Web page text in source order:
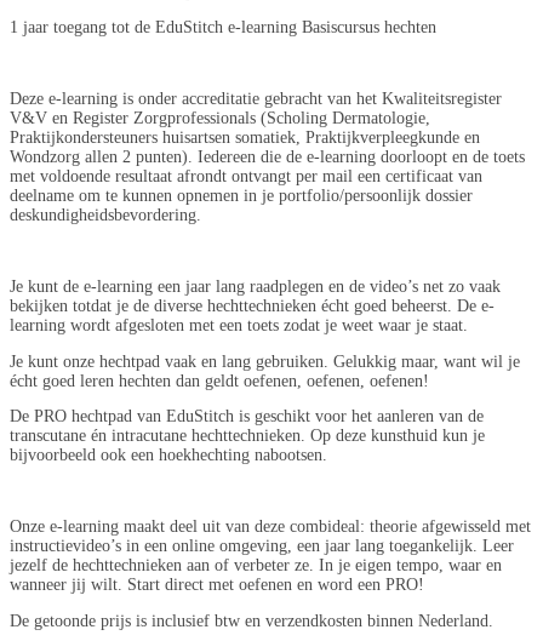
1 jaar toegang tot de EduStitch e-learning Basiscursus hechten
Deze e-learning is onder accreditatie gebracht van het Kwaliteitsregister
V&V en Register Zorgprofessionals (Scholing Dermatologie,
Praktijkondersteuners huisartsen somatiek, Praktijkverpleegkunde en
Wondzorg allen 2 punten). Iedereen die de e-learning doorloopt en de toets
met voldoende resultaat afrondt ontvangt per mail een certificaat van
deelname om te kunnen opnemen in je portfolio/persoonlijk dossier
deskundigheidsbevordering.
Je kunt de e-learning een jaar lang raadplegen en de video’s net zo vaak
bekijken totdat je de diverse hechttechnieken écht goed beheerst. De e-
learning wordt afgesloten met een toets zodat je weet waar je staat.
Je kunt onze hechtpad vaak en lang gebruiken. Gelukkig maar, want wil je
écht goed leren hechten dan geldt oefenen, oefenen, oefenen!
De PRO hechtpad van EduStitch is geschikt voor het aanleren van de
transcutane én intracutane hechttechnieken. Op deze kunsthuid kun je
bijvoorbeeld ook een hoekhechting nabootsen.
Onze e-learning maakt deel uit van deze combideal: theorie afgewisseld met
instructievideo’s in een online omgeving, een jaar lang toegankelijk. Leer
jezelf de hechttechnieken aan of verbeter ze. In je eigen tempo, waar en
wanneer jij wilt. Start direct met oefenen en word een PRO!
De getoonde prijs is inclusief btw en verzendkosten binnen Nederland.